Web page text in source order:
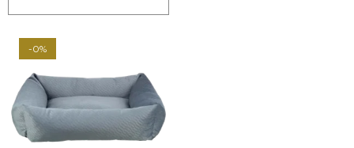
-0%